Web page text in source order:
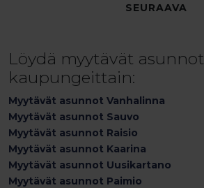
SEURAAVA
Löydä myytävät asunnot
kaupungeittain:
Myytävät asunnot Vanhalinna
Myytävät asunnot Sauvo
Myytävät asunnot Raisio
Myytävät asunnot Kaarina
Myytävät asunnot Uusikartano
Myytävät asunnot Paimio